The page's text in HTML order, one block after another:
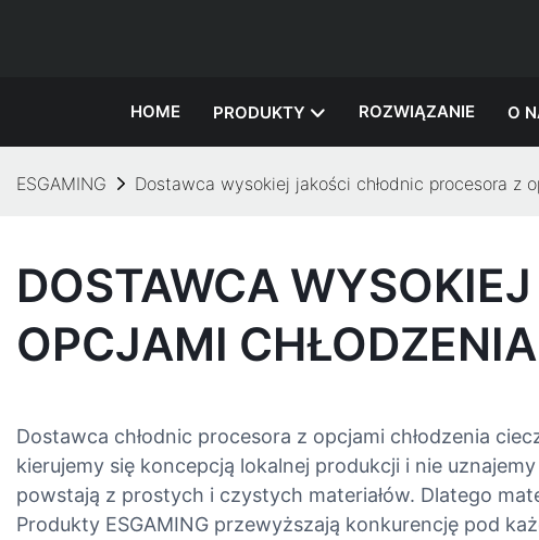
HOME PRODUKTY ROZWIĄZANIE O
ESGAMING Dostawca wysokiej jakości chłodnic procesora z
DOSTAWCA
OPCJAMI
Dostawca chłodnic procesora z opcjami chłodzenia
kierujemy się koncepcją lokalnej produkcji i nie
powstają z prostych i czystych materiałów. Dlatego
Produkty ESGAMING przewyższają konkurencję pod